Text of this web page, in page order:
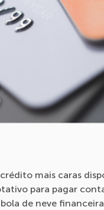
mais caras
para pagar
de neve